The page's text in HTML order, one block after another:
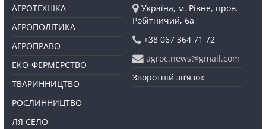
АГРОТЕХНІКА
АГРОПОЛІТИКА
АГРОПРАВО
ЕКО-ФЕРМЕРСТВО
ТВАРИННИЦТВО
РОСЛИННИЦТВО
ЛЯ СЕЛО
Україна, м. Рівне, пров.
Робітничий, 6а
+38 067 364 71 72
agroc.news@gmail.com
Зворотній зв’язок